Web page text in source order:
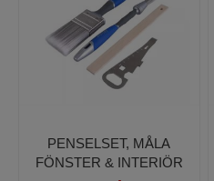
PENSELSET, MÅLA
FÖNSTER & INTERIÖR